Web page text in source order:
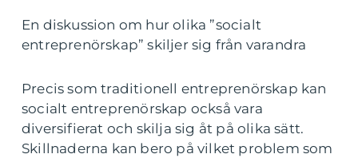
En diskussion om hur olika ”socialt
entreprenörskap” skiljer sig från varandra
Precis som traditionell entreprenörskap kan
socialt entreprenörskap också vara
diversifierat och skilja sig åt på olika sätt.
Skillnaderna kan bero på vilket problem som